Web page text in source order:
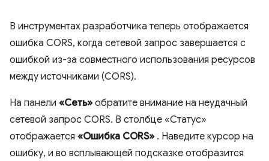
В инструментах разработчика теперь отображается
ошибка CORS, когда сетевой запрос завершается с
ошибкой из-за совместного использования ресурсов
между источниками (CORS).
На панели «Сеть» обратите внимание на неудачный
сетевой запрос CORS. В столбце «Статус»
отображается «Ошибка CORS» . Наведите курсор на
ошибку, и во всплывающей подсказке отобразится